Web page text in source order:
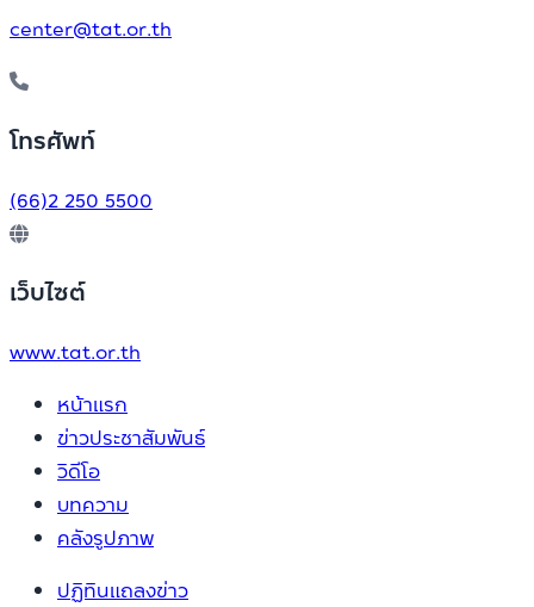
center@tat.or.th
โทรศัพท์
(66)2 250 5500
เว็บไซต์
www.tat.or.th
หน้าแรก
ข่าวประชาสัมพันธ์
วิดีโอ
บทความ
คลังรูปภาพ
ปฏิทินแถลงข่าว